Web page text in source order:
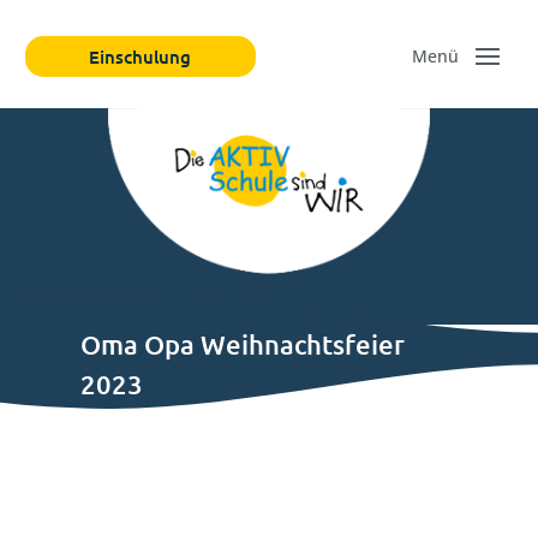
Einschulung
Oma Opa Weihnachtsfeier
2023